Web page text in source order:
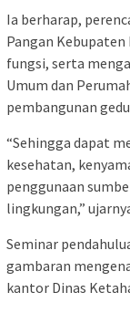
Ia berharap,
Pangan
fungsi, serta
Umum dan
pembangunan
“Sehingga dapat
kesehatan,
penggunaan
lingkungan,”
Seminar
gambaran
kantor Dinas